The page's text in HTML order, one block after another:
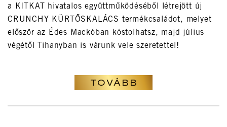
a KITKAT hivatalos együttműködéséből létrejött új
CRUNCHY KÜRTŐSKALÁCS termékcsaládot, melyet
először az Édes Mackóban kóstolhatsz, majd július
végétől Tihanyban is várunk vele szeretettel!
TOVÁBB